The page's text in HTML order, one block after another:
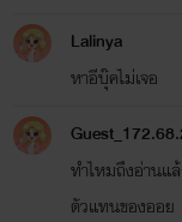
บำบัดราคี เล่ม
แผ่ความสุข
Lalinya
หาอีบุ๊คไม่เจอ
ทำไหมถึงอ่านแ
ตัวแทนของออย